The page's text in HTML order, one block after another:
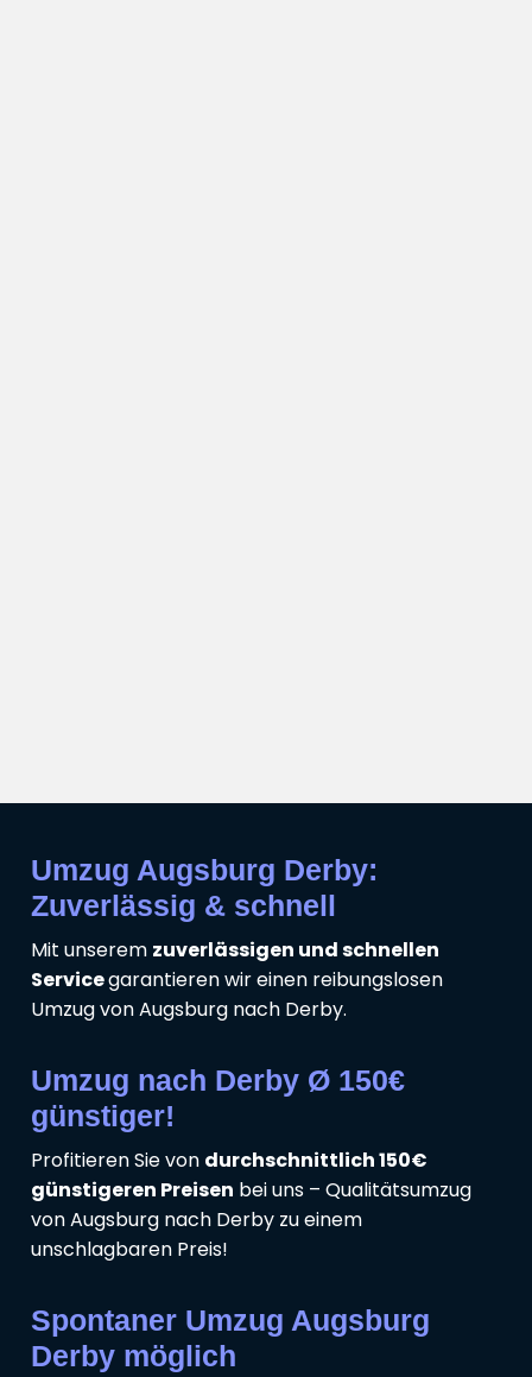
Umzug Augsburg Derby:
Zuverlässig & schnell
Mit unserem zuverlässigen und schnellen
Servicegarantieren wir einen reibungslosen
Umzug von Augsburg nach Derby.
Umzug nach Derby Ø 150€
günstiger!
Profitieren Sie von durchschnittlich 150€
günstigeren Preisen bei uns – Qualitätsumzug
von Augsburg nach Derby zu einem
unschlagbaren Preis!
Spontaner Umzug Augsburg
Derby möglich